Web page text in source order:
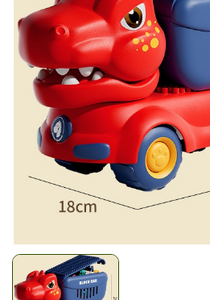
Mã giảm giá:
Ngày hết hạn: